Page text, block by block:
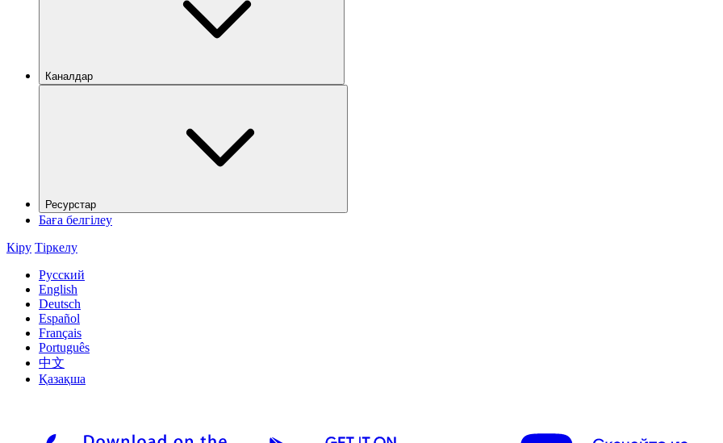
Каналдар
Ресурстар
Баға белгілеу
Кіру Тіркелу
Русский
English
Deutsch
Español
Français
Português
中文
Қазақша